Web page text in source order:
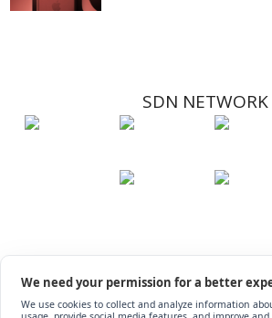
SDN NETWORK